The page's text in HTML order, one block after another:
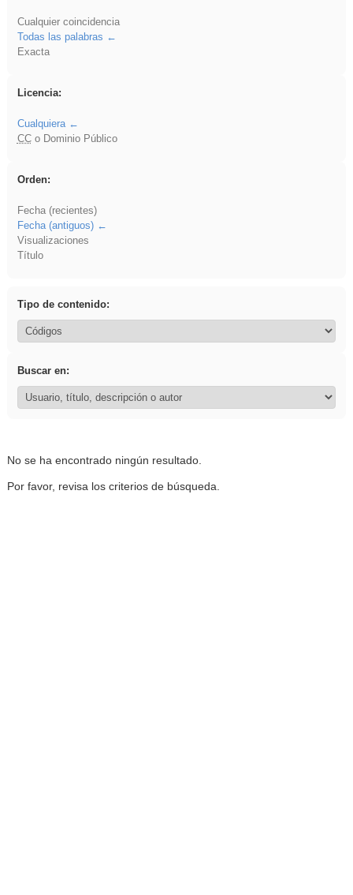
Cualquier coincidencia
Todas las palabras
Exacta
Licencia:
Cualquiera
CCo Dominio Público
Orden:
Fecha (recientes)
Fecha (antiguos)
Visualizaciones
Título
Tipo de contenido:
Buscar en:
No se ha encontrado ningún resultado.
Por favor, revisa los criterios de búsqueda.